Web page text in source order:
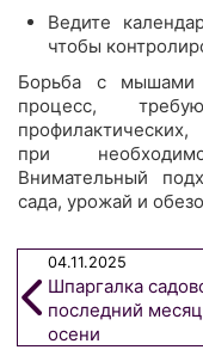
Ведите
чтобы
Борьба с мышами
процесс,
при
Внимательный
сада, урожай и
04.11.2025
Шпаргалка
последний месяц
осени